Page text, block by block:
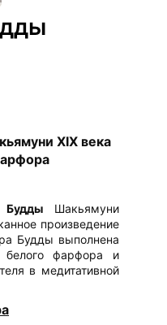
XIX века
БуддыШакьямуни
произведение
Будды выполнена
белого фарфора и
в медитативной